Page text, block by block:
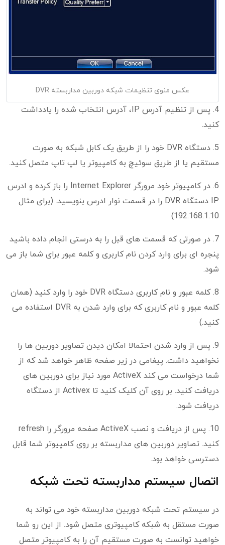
عکس منوی تنظیمات شبکه دوربین مداربسته DVR
4. پس از تنظیم آدرس IP، آدرس انتخاب شده را یادداشت
کنید.
5. دستگاه DVR خود را از طریق یک کابل شبکه به صورت
مستقیم یا از طریق سوئیچ به کامپیوتر یا لپ تاپ متصل کنید.
6. در کامپیوتر خود مرورگر Internet Explorer را باز کرده و ادرس
IP دستگاه DVR را در قسمت نوار ادرس بنویسید. (برای مثال
192.168.1.10)
7. در صورتی که قسمت های قبل را به درستی انجام داده باشید
پنجره ای برای وارد کردن نام کاربری و کلمه عبور برای شما باز می
شود.
8. کلمه عبور و نام کاربری دستگاه DVR خود را وارد کنید (همان
کلمه عبور و نام کاربری که برای وارد شدن به DVR استفاده می
کنید.)
9. پس از وارد شدن احتمالا امکان دیدن تصاویر دوربین ها را
نخواهید داشت. پیغامی در زیر صفحه ظاهر خواهد شد که از
شما درخواست می کند ActiveX مورد نیاز برای دوربین های
دریافت کنید. بر روی آن کلیک کنید تا Activex از دستگاه
دریافت شود.
10. پس از دریافت و نصب ActiveX صفحه مرورگر را refresh
کنید. تصاویر دوربین های مداربسته بر روی کامپیوتر شما قابل
دسترسی خواهد بود.
اتصال سیستم مداربسته تحت شبکه
در سیستم تحت شبکه دوربین مداربسته خود می تواند به
صورت مستقل به شبکه کامپیوتری متصل شود. از این رو شما
خواهید توانست به صورت مستقیم آن را به کامپیوتر متصل